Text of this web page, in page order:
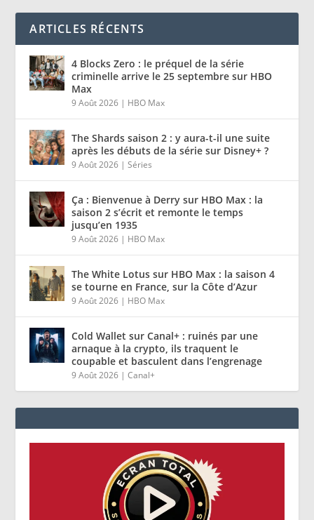
ARTICLES RÉCENTS
4 Blocks Zero : le préquel de la série
criminelle arrive le 25 septembre sur HBO
Max
9 Août 2026 | HBO Max
The Shards saison 2 : y aura-t-il une suite
après les débuts de la série sur Disney+ ?
9 Août 2026 |Séries
Ça : Bienvenue à Derry sur HBO Max : la
saison 2 s’écrit et remonte le temps
jusqu’en 1935
9 Août 2026 | HBO Max
The White Lotus sur HBO Max : la saison 4
se tourne en France, sur la Côte d’Azur
9 Août 2026 | HBO Max
Cold Wallet sur Canal+ : ruinés par une
arnaque à la crypto, ils traquent le
coupable et basculent dans l’engrenage
9 Août 2026 |Canal+